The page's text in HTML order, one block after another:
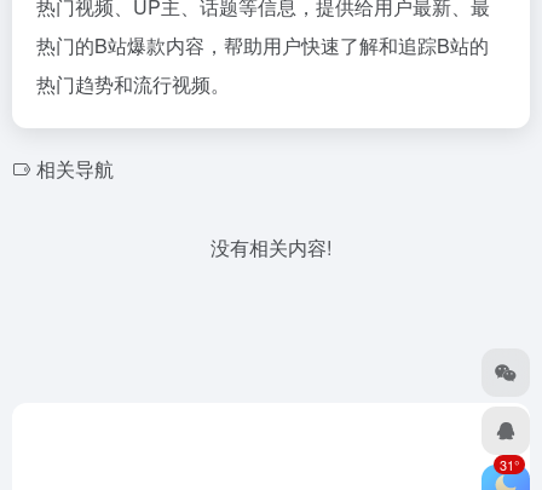
热门视频、UP主、话题等信息，提供给用户最新、最
热门的B站爆款内容，帮助用户快速了解和追踪B站的
热门趋势和流行视频。
相关导航
没有相关内容!
31°